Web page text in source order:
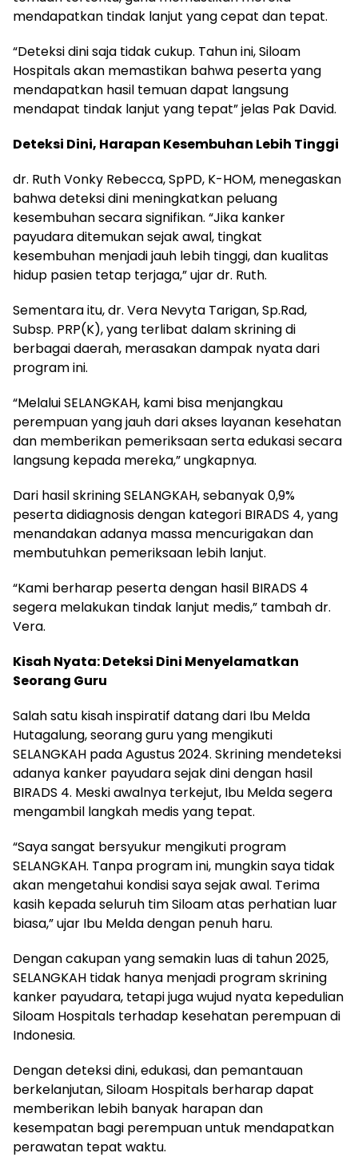
mendapatkan tindak lanjut yang cepat dan tepat.
“Deteksi dini saja tidak cukup. Tahun ini, Siloam
Hospitals akan memastikan bahwa peserta yang
mendapatkan hasil temuan dapat langsung
mendapat tindak lanjut yang tepat” jelas Pak David.
Deteksi Dini, Harapan Kesembuhan Lebih Tinggi
dr. Ruth Vonky Rebecca, SpPD, K-HOM, menegaskan
bahwa deteksi dini meningkatkan peluang
kesembuhan secara signifikan. “Jika kanker
payudara ditemukan sejak awal, tingkat
kesembuhan menjadi jauh lebih tinggi, dan kualitas
hidup pasien tetap terjaga,” ujar dr. Ruth.
Sementara itu, dr. Vera Nevyta Tarigan, Sp.Rad,
Subsp. PRP(K), yang terlibat dalam skrining di
berbagai daerah, merasakan dampak nyata dari
program ini.
“Melalui SELANGKAH, kami bisa menjangkau
perempuan yang jauh dari akses layanan kesehatan
dan memberikan pemeriksaan serta edukasi secara
langsung kepada mereka,” ungkapnya.
Dari hasil skrining SELANGKAH, sebanyak 0,9%
peserta didiagnosis dengan kategori BIRADS 4, yang
menandakan adanya massa mencurigakan dan
membutuhkan pemeriksaan lebih lanjut.
“Kami berharap peserta dengan hasil BIRADS 4
segera melakukan tindak lanjut medis,” tambah dr.
Vera.
Kisah Nyata: Deteksi Dini Menyelamatkan
Seorang Guru
Salah satu kisah inspiratif datang dari Ibu Melda
Hutagalung, seorang guru yang mengikuti
SELANGKAH pada Agustus 2024. Skrining mendeteksi
adanya kanker payudara sejak dini dengan hasil
BIRADS 4. Meski awalnya terkejut, Ibu Melda segera
mengambil langkah medis yang tepat.
“Saya sangat bersyukur mengikuti program
SELANGKAH. Tanpa program ini, mungkin saya tidak
akan mengetahui kondisi saya sejak awal. Terima
kasih kepada seluruh tim Siloam atas perhatian luar
biasa,” ujar Ibu Melda dengan penuh haru.
Dengan cakupan yang semakin luas di tahun 2025,
SELANGKAH tidak hanya menjadi program skrining
kanker payudara, tetapi juga wujud nyata kepedulian
Siloam Hospitals terhadap kesehatan perempuan di
Indonesia.
Dengan deteksi dini, edukasi, dan pemantauan
berkelanjutan, Siloam Hospitals berharap dapat
memberikan lebih banyak harapan dan
kesempatan bagi perempuan untuk mendapatkan
perawatan tepat waktu.